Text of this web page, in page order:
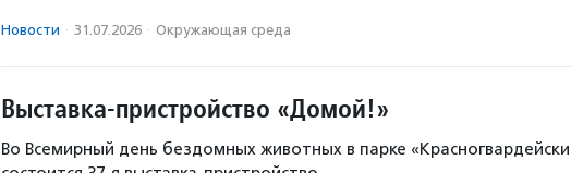
Новости · 31.07.2026 · Окружающая среда
Выставка-пристройство «Домой!»
Во Всемирный день бездомных животных в парке